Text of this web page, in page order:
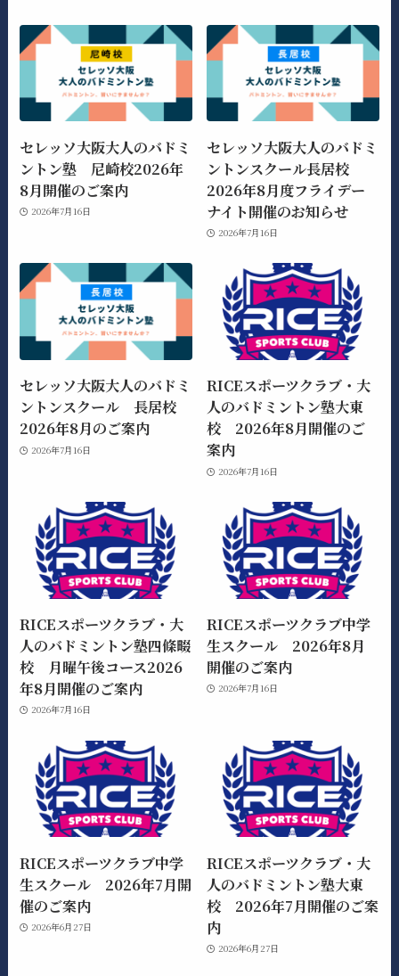
セレッソ大阪大人のバドミ
ントン塾 尼崎校2026年
8月開催のご案内
2026年7月16日
セレッソ大阪大人のバドミ
ントンスクール長居校
2026年8月度フライデー
ナイト開催のお知らせ
2026年7月16日
セレッソ大阪大人のバドミ
ントンスクール 長居校
2026年8月のご案内
2026年7月16日
RICEスポーツクラブ・大
人のバドミントン塾大東
校 2026年8月開催のご
案内
2026年7月16日
RICEスポーツクラブ・大
人のバドミントン塾四條畷
校 月曜午後コース2026
年8月開催のご案内
2026年7月16日
RICEスポーツクラブ中学
生スクール 2026年8月
開催のご案内
2026年7月16日
RICEスポーツクラブ中学
生スクール 2026年7月開
催のご案内
2026年6月27日
RICEスポーツクラブ・大
人のバドミントン塾大東
校 2026年7月開催のご案
内
2026年6月27日